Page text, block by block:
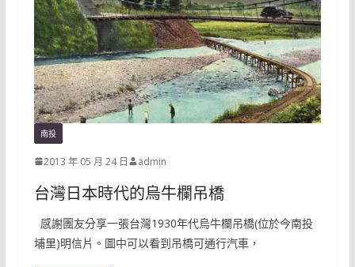
南投
2013 年 05 月 24 日 admin
台灣日本時代的烏牛欄吊橋
感謝團友分享一張台灣1930年代烏牛欄吊橋(位於今南投
埔里)明信片。圖中可以看到吊橋可通行汽車，